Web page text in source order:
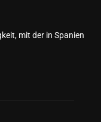
mit der in Spanien